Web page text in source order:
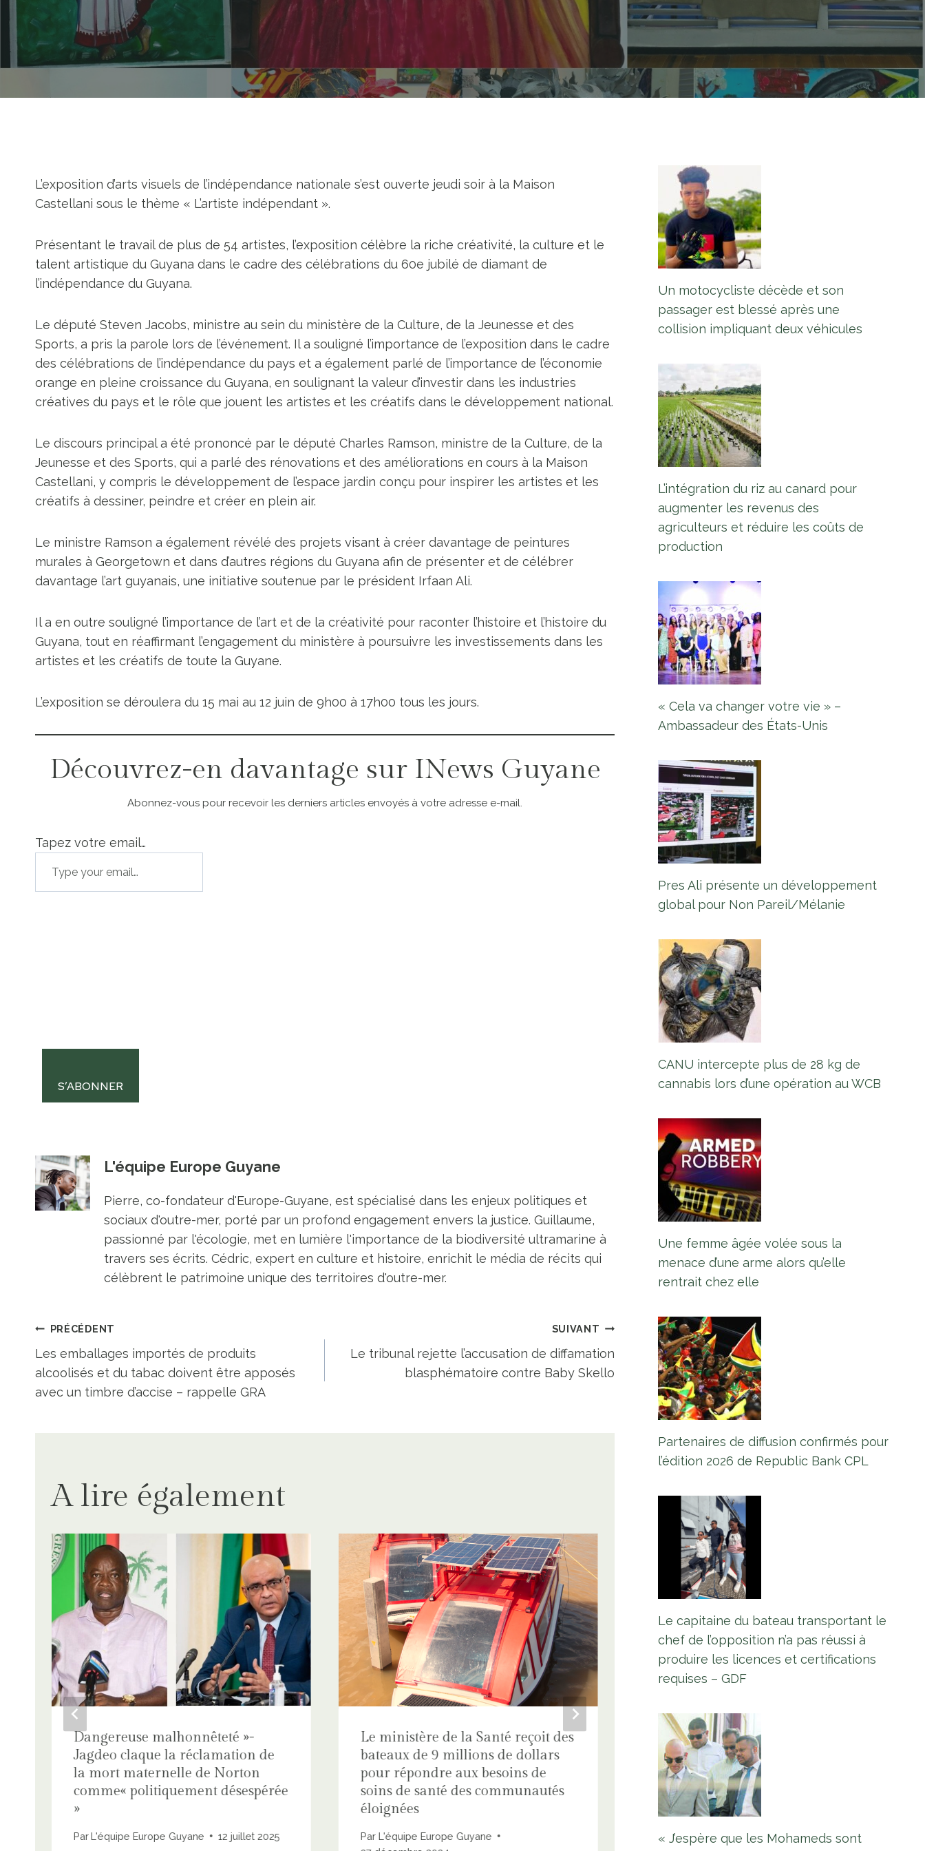
L’exposition d’arts visuels de l’indépendance nationale s’est ouverte jeudi soir à la Maison
Castellani sous le thème « L’artiste indépendant ».
Présentant le travail de plus de 54 artistes, l’exposition célèbre la riche créativité, la culture et le
talent artistique du Guyana dans le cadre des célébrations du 60e jubilé de diamant de
l’indépendance du Guyana.
Le député Steven Jacobs, ministre au sein du ministère de la Culture, de la Jeunesse et des
Sports, a pris la parole lors de l’événement. Il a souligné l’importance de l’exposition dans le cadre
des célébrations de l’indépendance du pays et a également parlé de l’importance de l’économie
orange en pleine croissance du Guyana, en soulignant la valeur d’investir dans les industries
créatives du pays et le rôle que jouent les artistes et les créatifs dans le développement national.
Le discours principal a été prononcé par le député Charles Ramson, ministre de la Culture, de la
Jeunesse et des Sports, qui a parlé des rénovations et des améliorations en cours à la Maison
Castellani, y compris le développement de l’espace jardin conçu pour inspirer les artistes et les
créatifs à dessiner, peindre et créer en plein air.
Le ministre Ramson a également révélé des projets visant à créer davantage de peintures
murales à Georgetown et dans d’autres régions du Guyana afin de présenter et de célébrer
davantage l’art guyanais, une initiative soutenue par le président Irfaan Ali.
Il a en outre souligné l’importance de l’art et de la créativité pour raconter l’histoire et l’histoire du
Guyana, tout en réaffirmant l’engagement du ministère à poursuivre les investissements dans les
artistes et les créatifs de toute la Guyane.
L’exposition se déroulera du 15 mai au 12 juin de 9h00 à 17h00 tous les jours.
Découvrez-en davantage sur INews Guyane
Abonnez-vous pour recevoir les derniers articles envoyés à votre adresse e-mail.
Tapez votre email…
S’ABONNER
L'équipe Europe Guyane
Pierre, co-fondateur d'Europe-Guyane, est spécialisé dans les enjeux politiques et
sociaux d'outre-mer, porté par un profond engagement envers la justice. Guillaume,
passionné par l'écologie, met en lumière l'importance de la biodiversité ultramarine à
travers ses écrits. Cédric, expert en culture et histoire, enrichit le média de récits qui
célèbrent le patrimoine unique des territoires d'outre-mer.
Navigation
de
PRÉCÉDENT
Les emballages importés de produits
alcoolisés et du tabac doivent être apposés
avec un timbre d’accise – rappelle GRA
SUIVANT
Le tribunal rejette l’accusation de diffamation
blasphématoire contre Baby Skello
A lire également
Dangereuse malhonnêteté »-
Jagdeo claque la réclamation de
la mort maternelle de Norton
comme« politiquement désespérée
»
ParL'équipe Europe Guyane 12 juillet 2025
Le ministère de la Santé reçoit des
bateaux de 9 millions de dollars
pour répondre aux besoins de
soins de santé des communautés
éloignées
Par L'équipe Europe Guyane
Meurtre des cousins ​​​​Henry :
justice rendue, chagrin inchangé
– famille
L'équipe Europe Guyane
Un motocycliste décède et son
passager est blessé après une
collision impliquant deux véhicules
L’intégration du riz au canard pour
augmenter les revenus des
agriculteurs et réduire les coûts de
production
« Cela va changer votre vie » –
Ambassadeur des États-Unis
Pres Ali présente un développement
global pour Non Pareil/Mélanie
CANU intercepte plus de 28 kg de
cannabis lors d’une opération au WCB
Une femme âgée volée sous la
menace d’une arme alors qu’elle
rentrait chez elle
Partenaires de diffusion confirmés pour
l’édition 2026 de Republic Bank CPL
Le capitaine du bateau transportant le
chef de l’opposition n’a pas réussi à
produire les licences et certifications
requises – GDF
« J’espère que les Mohameds sont